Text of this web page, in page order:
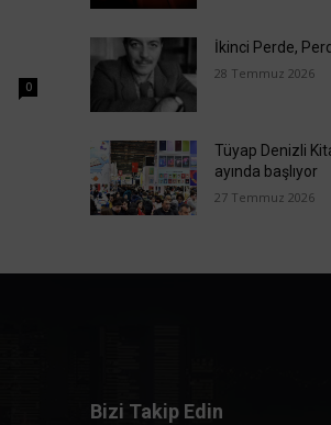
0
İkinci Perde,
28 Temmuz 2026
Tüyap Denizli
ayında başlıyor
27 Temmuz 2026
Bizi Takip Edin